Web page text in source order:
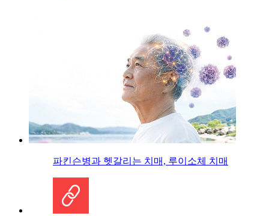
파킨슨병과 헷갈리는 치매, 루이소체 치매